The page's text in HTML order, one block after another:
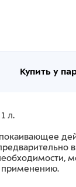
Купить у
л.
применению.